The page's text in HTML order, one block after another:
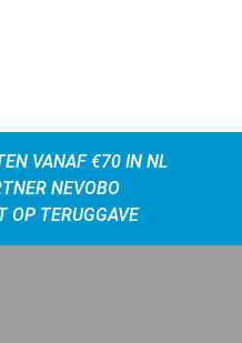
VANAF €70 IN NL
NEVOBO
OP TERUGGAVE